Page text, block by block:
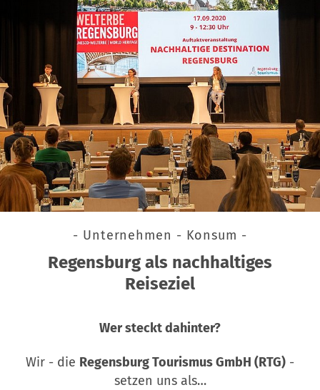
- Unternehmen - Konsum -
Regensburg als nachhaltiges
Reiseziel
Wer steckt dahinter?
Wir - die Regensburg Tourismus GmbH (RTG) -
setzen uns als…